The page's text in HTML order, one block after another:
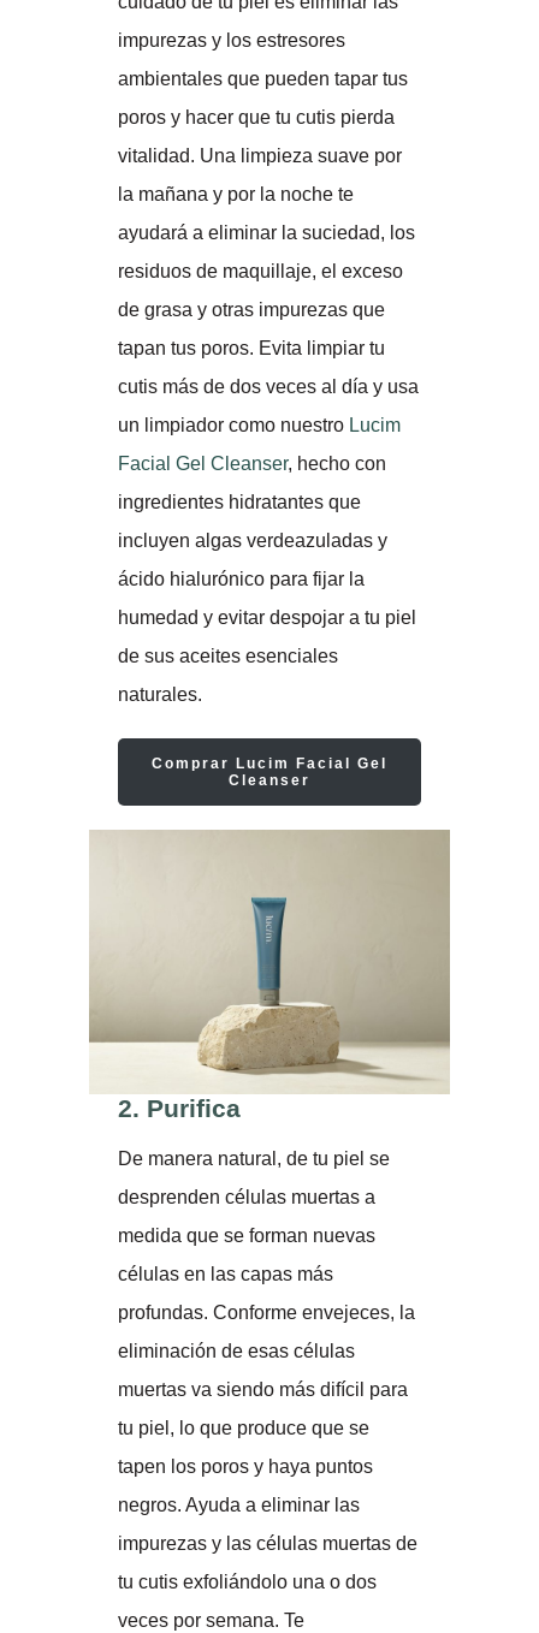
impurezas y los estresores
ambientales que pueden tapar tus
poros y hacer que tu cutis pierda
vitalidad. Una limpieza suave por
la mañana y por la noche te
ayudará a eliminar la suciedad, los
residuos de maquillaje, el exceso
de grasa y otras impurezas que
tapan tus poros. Evita limpiar tu
cutis más de dos veces al día y usa
un limpiador como nuestro Lucim
Facial Gel Cleanser, hecho con
ingredientes hidratantes que
incluyen algas verdeazuladas y
ácido hialurónico para fijar la
humedad y evitar despojar a tu piel
de sus aceites esenciales
naturales.
Comprar Lucim Facial Gel
Cleanser
2. Purifica
De manera natural, de tu piel se
desprenden células muertas a
medida que se forman nuevas
células en las capas más
profundas. Conforme envejeces, la
eliminación de esas células
muertas va siendo más difícil para
tu piel, lo que produce que se
tapen los poros y haya puntos
negros. Ayuda a eliminar las
impurezas y las células muertas de
tu cutis exfoliándolo una o dos
veces por semana. Te